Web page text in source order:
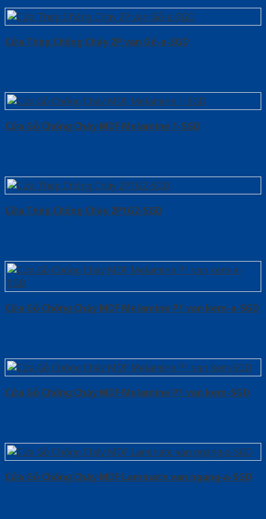
Cửa Thép Chống Cháy 2P van Gỗ-a-SGD
Cửa Gỗ Chống Cháy MDF Melamine 1-SGD
Cửa Thép Chống Cháy 2P1G2-SGD
Cửa Gỗ Chống Cháy MDF Melamine P1 van kem-a-SGD
Cửa Gỗ Chống Cháy MDF Melamine P1 van kem-SGD
Cửa Gỗ Chống Cháy MDF Laminate van ngang-a-SGD